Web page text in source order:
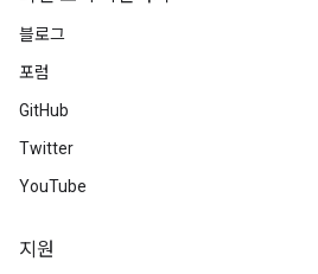
블로그
포럼
GitHub
Twitter
YouTube
지원